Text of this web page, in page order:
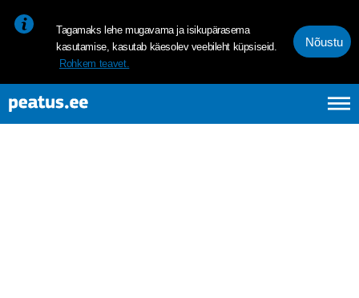
Tagamaks lehe mugavama ja isikupärasema
kasutamise, kasutab käesolev veebileht küpsiseid.
Rohkem teavet.
Nõustu